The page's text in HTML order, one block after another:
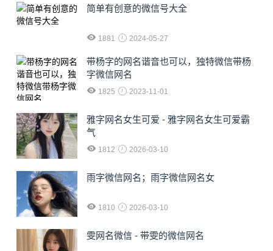
简单有创意的微信号大全
1881 2024-05-27
​带杨字的网名谐音也可以，独特微信带杨
字微信网名
1825 2023-11-01
雅字网名女生可爱 - 雅字网名女生可爱霸
气
1812 2026-03-10
雨字微信网名；雨字微信网名女
1810 2026-03-10
雯网名微信 - 带雯的微信网名